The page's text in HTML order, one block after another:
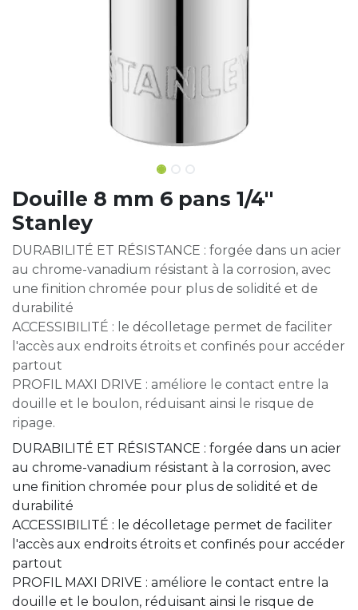
Douille 8 mm 6 pans 1/4''
Stanley
DURABILITÉ ET RÉSISTANCE : forgée dans un acier
au chrome-vanadium résistant à la corrosion, avec
une finition chromée pour plus de solidité et de
durabilité
ACCESSIBILITÉ : le décolletage permet de faciliter
l'accès aux endroits étroits et confinés pour accéder
partout
PROFIL MAXI DRIVE : améliore le contact entre la
douille et le boulon, réduisant ainsi le risque de
ripage.
DURABILITÉ ET RÉSISTANCE : forgée dans un acier
au chrome-vanadium résistant à la corrosion, avec
une finition chromée pour plus de solidité et de
durabilité
ACCESSIBILITÉ : le décolletage permet de faciliter
l'accès aux endroits étroits et confinés pour accéder
partout
PROFIL MAXI DRIVE : améliore le contact entre la
douille et le boulon, réduisant ainsi le risque de